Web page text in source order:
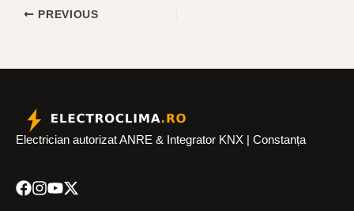
PREVIOUS
Electrician autorizat ANRE & Integrator KNX | Constanța